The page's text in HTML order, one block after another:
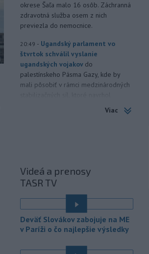
okrese Šaľa malo 16 osôb. Záchranná
zdravotná služba osem z nich
previezla do nemocnice.
20:49 - Ugandský parlament vo
štvrtok schválil vyslanie
ugandských vojakov do
palestínskeho Pásma Gazy, kde by
mali pôsobiť v rámci medzinárodných
po jeho neúspešnom pláne.
Vo štvrtok do polnoci treba
najmä na západe a severozápade
Slovenska počítať s búrkami.
Slovenský hydrometeorologický ústav
(SHMÚ) vydal výstrahy prvého stupňa.
Platia aj v okresoch Snina a Sobrance.
Viac
Videá a prenosy
TASR TV
Deväť Slovákov zabojuje na ME
v Paríži o čo najlepšie výsledky